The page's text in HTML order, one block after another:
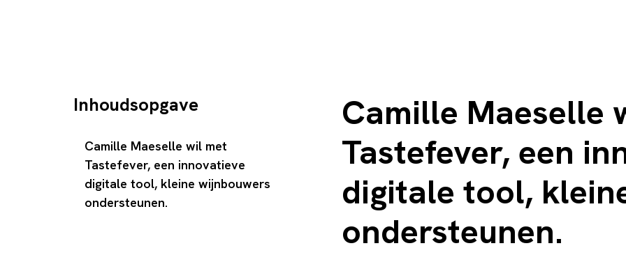
Inhoudsopgave
Camille Maeselle wil met
Tastefever, een innovatieve
digitale tool, kleine wijnbouwers
ondersteunen.
Camille Maeselle
Tastefever, een
digitale tool,
ondersteunen.